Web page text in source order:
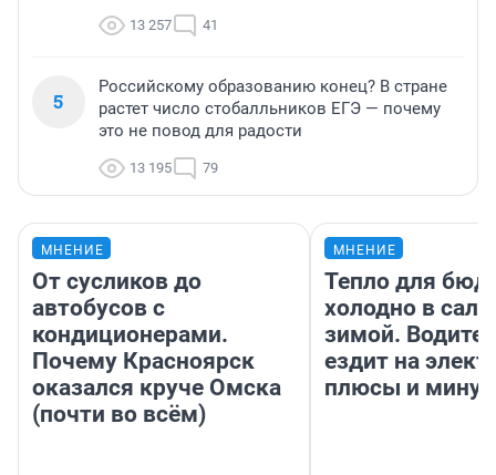
13 257 41
5
Российскому образованию конец? В стране
растет число стобалльников ЕГЭ — почему
это не повод для радости
13 195 79
МНЕНИЕ
От сусликов до
автобусов с
кондиционерами.
Почему Красноярск
оказался круче Омска
(почти во всём)
МНЕНИЕ
Тепло для
холодно в
зимой.
ездит на
плюсы и